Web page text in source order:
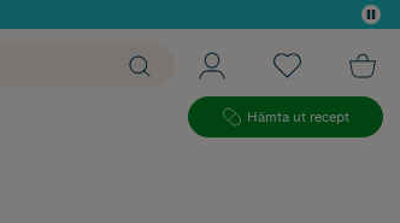
Hämta ut recept